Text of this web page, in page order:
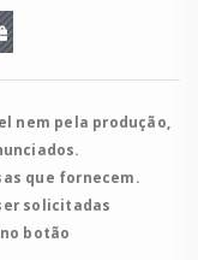
nem pela produção,
que fornecem.
solicitadas
botão